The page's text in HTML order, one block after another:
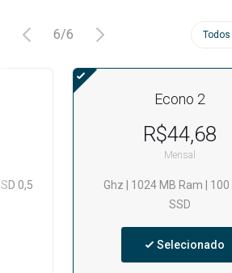
Todos
6
/
6
Econo 2
R$44,68
Mensal
1 Ghz | 1024 MB Ram | 100
SSD
Selecionado
0,5 Ghz | 512 MB Ram | 25 GB SSD